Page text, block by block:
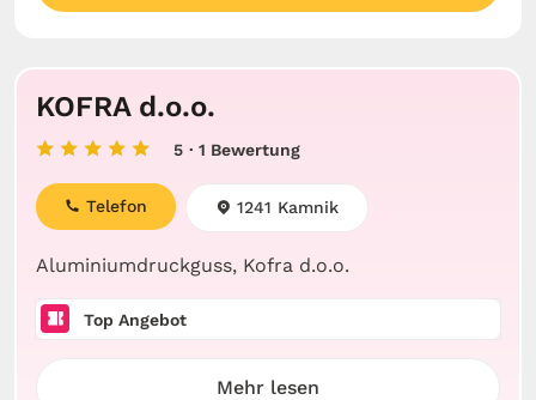
KOFRA d.o.o.
5 · 1 Bewertung
Aluminiumdruckguss, Kofra d.o.o.
Telefon 1241 Kamnik
Top Angebot
Mehr lesen